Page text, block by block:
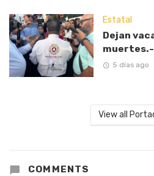
Estatal
Dejan
muertes.-
5 días ago
View all
COMMENTS